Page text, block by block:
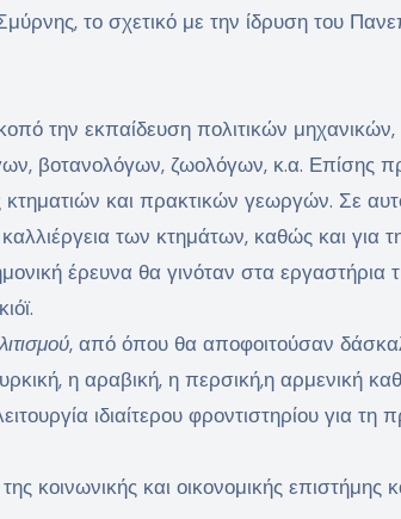
το σχετικό με την ίδρυση του
την εκπαίδευση πολιτικών
βοτανολόγων, ζωολόγων, κ.α. Επίσης
και πρακτικών γεωργών. Σε
των κτημάτων, καθώς και για
έρευνα θα γινόταν στα εργαστήρια
, από όπου θα αποφοιτούσαν
η αραβική, η περσική,η αρμενική
ιδιαίτερου φροντιστηρίου για τη
κοινωνικής και οικονομικής επιστήμης